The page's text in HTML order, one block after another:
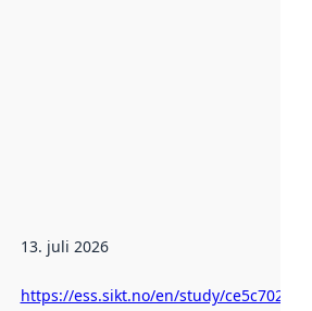
13. juli 2026
https://ess.sikt.no/en/study/ce5c7027-